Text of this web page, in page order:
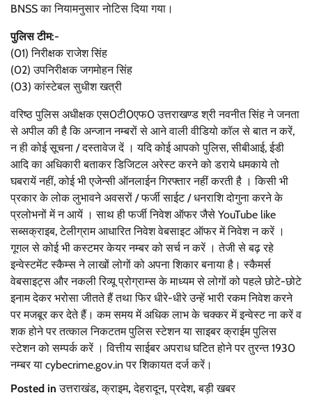
BNSS का नियामनुसार नोटिस दिया गया।
पुलिस टीम:-
(01) निरीक्षक राजेश सिंह
(02) उपनिरीक्षक जगमोहन सिंह
(03) कांस्टेबल सुधीश खत्री
वरिष्ठ पुलिस अधीक्षक एस0टी0एफ0 उत्तराखण्ड श्री नवनीत सिंह ने जनता
से अपील की है कि अन्जान नम्बरों से आने वाली वीडियो कॉल से बात न करें,
न ही कोई सूचना / दस्तावेज दें । यदि कोई आपको पुलिस, सीबीआई, ईडी
आदि का अधिकारी बताकर डिजिटल अरेस्ट करने को डराये धमकाये तो
घबरायें नहीं, कोई भी एजेन्सी ऑनलाईन गिरफ्तार नहीं करती है । किसी भी
प्रकार के लोक लुभावने अवसरों / फर्जी साईट / धनराशि दोगुना करने के
प्रलोभनों में न आयें । साथ ही फर्जी निवेश ऑफर जैसे YouTube like
सब्सक्राइब, टेलीग्राम आधारित निवेश वेबसाइट ऑफर में निवेश न करें ।
गूगल से कोई भी कस्टमर केयर नम्बर को सर्च न करें । तेजी से बढ़ रहे
इन्वेस्टमेंट स्कैम्स ने लाखों लोगों को अपना शिकार बनाया है। स्कैमर्स
वेबसाइट्स और नकली रिव्यू प्रोग्राम्स के माध्यम से लोगों को पहले छोटे-छोटे
इनाम देकर भरोसा जीतते हैं तथा फिर धीरे-धीरे उन्हें भारी रकम निवेश करने
पर मजबूर कर देते हैं। कम समय में अधिक लाभ के चक्कर में इन्वेस्ट ना करें व
शक होने पर तत्काल निकटतम पुलिस स्टेशन या साइबर क्राईम पुलिस
स्टेशन को सम्पर्क करें । वित्तीय साईबर अपराध घटित होने पर तुरन्त 1930
नम्बर या cybecrime.gov.in पर शिकायत दर्ज करें।
Posted inउत्तराखंड,क्राइम,देहरादून,प्रदेश,बड़ी खबर